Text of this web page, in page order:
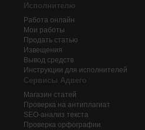
Исполнителю
Работа онлайн
Мои работы
Продать статью
Извещения
Вывод средств
Инструкции для исполнителей
Сервисы Адвего
Магазин статей
Проверка на антиплагиат
SEO-анализ текста
Проверка орфографии